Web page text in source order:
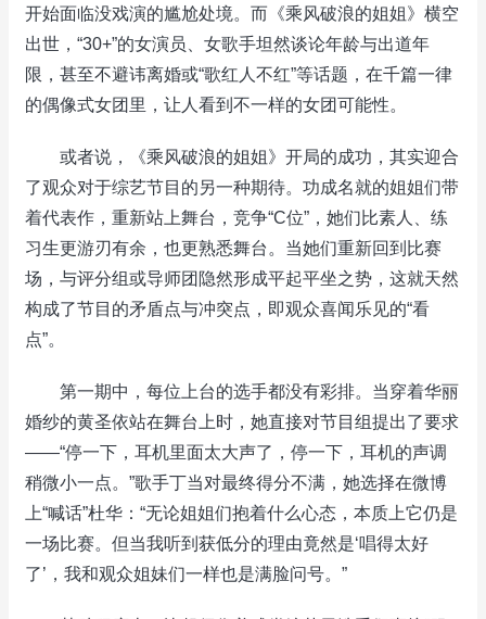
开始面临没戏演的尴尬处境。而《乘风破浪的姐姐》横空
出世，“30+”的女演员、女歌手坦然谈论年龄与出道年
限，甚至不避讳离婚或“歌红人不红”等话题，在千篇一律
的偶像式女团里，让人看到不一样的女团可能性。
或者说，《乘风破浪的姐姐》开局的成功，其实迎合
了观众对于综艺节目的另一种期待。功成名就的姐姐们带
着代表作，重新站上舞台，竞争“C位”，她们比素人、练
习生更游刃有余，也更熟悉舞台。当她们重新回到比赛
场，与评分组或导师团隐然形成平起平坐之势，这就天然
构成了节目的矛盾点与冲突点，即观众喜闻乐见的“看
点”。
第一期中，每位上台的选手都没有彩排。当穿着华丽
婚纱的黄圣依站在舞台上时，她直接对节目组提出了要求
——“停一下，耳机里面太大声了，停一下，耳机的声调
稍微小一点。”歌手丁当对最终得分不满，她选择在微博
上“喊话”杜华：“无论姐姐们抱着什么心态，本质上它仍是
一场比赛。但当我听到获低分的理由竟然是‘唱得太好
了’，我和观众姐妹们一样也是满脸问号。”